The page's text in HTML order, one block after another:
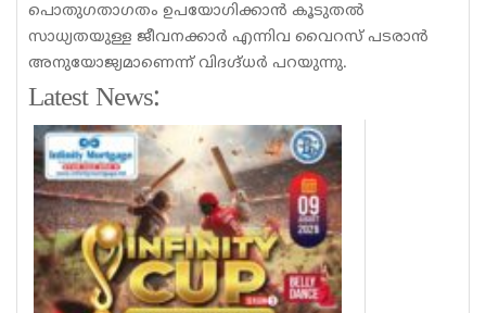
പൊതുഗതാഗതം ഉപയോഗിക്കാൻ കൂടുതൽ
സാധ്യതയുള്ള ജീവനക്കാർ എന്നിവ വൈറസ് പടരാൻ
അനുയോജ്യമാണെന്ന് വിദഗ്ദ്ധർ പറയുന്നു.
Latest News: